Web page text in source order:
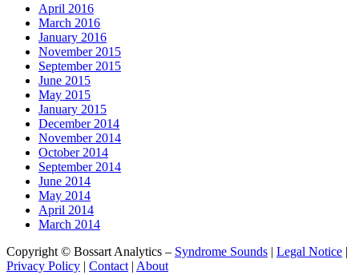
April 2016
March 2016
January 2016
November 2015
September 2015
June 2015
May 2015
January 2015
December 2014
November 2014
October 2014
September 2014
June 2014
May 2014
April 2014
March 2014
Copyright © Bossart Analytics – Syndrome Sounds | Legal Notice |
Privacy Policy | Contact | About